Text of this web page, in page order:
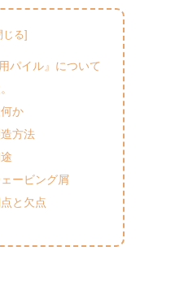
パイル』について
か
方法
ービング屑
と欠点